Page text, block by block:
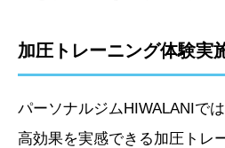
加圧トレーニング体験実
パーソナルジムHIWALANIで
高効果を実感できる加圧トレ